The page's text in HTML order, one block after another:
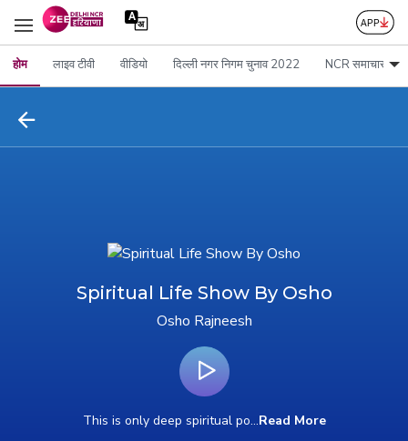
होम लाइव टीवी वीडियो दिल्ली नगर निगम चुनाव 2022 NCR समाचार
Spiritual Life Show By Osho
Osho Rajneesh
This is only deep spiritual po...Read More